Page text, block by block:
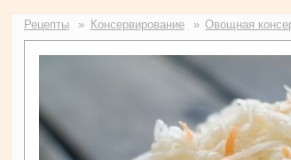
Рецепты Консервирование Овощная